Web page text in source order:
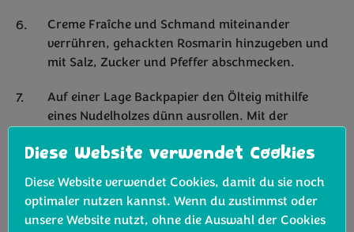
Creme Fraîche und Schmand miteinander
verrühren, gehackten Rosmarin hinzugeben und
mit Salz, Zucker und Pfeffer abschmecken.
Auf einer Lage Backpapier den Ölteig mithilfe
eines Nudelholzes dünn ausrollen. Mit der
Bimi®, Zwiebelstreifen, Speckwürfel und Pilze
darauf verteilen.
Das Backpapier mit dem Flammkuchen vorsichtig
auf das heiße Backblech legen und im Ofen etwa
Diese Website verwendet Cookies
Diese Website verwendet Cookies, damit du sie noch
optimaler nutzen kannst. Wenn du zustimmst oder
unsere Website nutzt, ohne die Auswahl der Cookies